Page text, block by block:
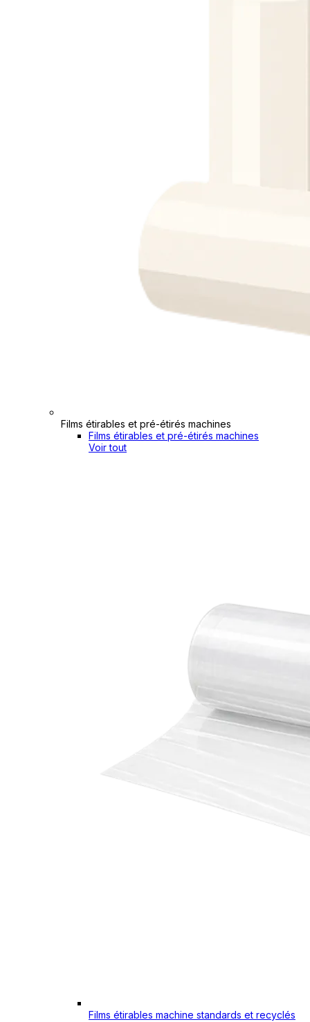
Films étirables et pré-étirés machines
Films étirables et pré-étirés machines
Voir tout
Films étirables machine standards et recyclés